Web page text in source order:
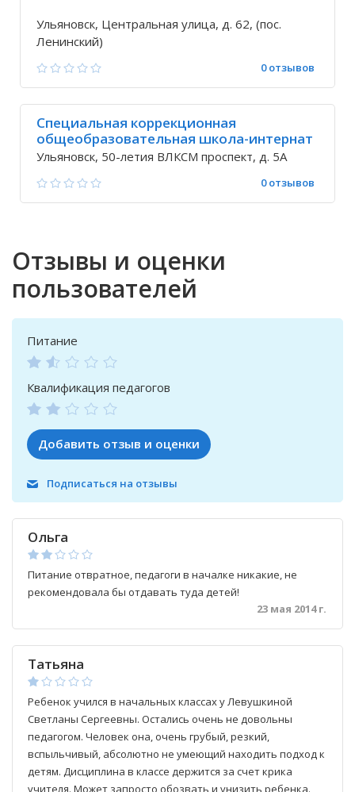
Ульяновск, Центральная улица, д. 62, (пос.
Ленинский)
0 отзывов
Специальная коррекционная
общеобразовательная школа-интернат
№ 1
Ульяновск, 50-летия ВЛКСМ проспект, д. 5А
0 отзывов
Отзывы и оценки
пользователей
Питание
Квалификация педагогов
Добавить отзыв и оценки
Подписаться на отзывы
Ольга
Питание отвратное, педагоги в началке никакие, не
рекомендовала бы отдавать туда детей!
23 мая 2014 г.
Татьяна
Ребенок учился в начальных классах у Левушкиной
Светланы Сергеевны. Остались очень не довольны
педагогом. Человек она, очень грубый, резкий,
вспыльчивый, абсолютно не умеющий находить подход к
детям. Дисциплина в классе держится за счет крика
учителя. Может запросто обозвать и унизить ребенка.